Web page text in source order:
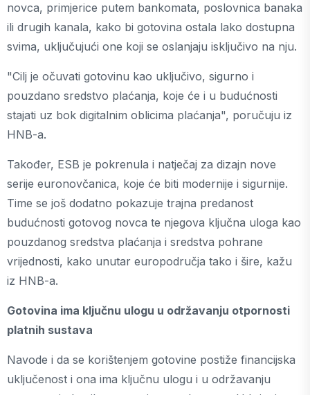
novca, primjerice putem bankomata, poslovnica banaka
ili drugih kanala, kako bi gotovina ostala lako dostupna
svima, uključujući one koji se oslanjaju isključivo na nju.
"Cilj je očuvati gotovinu kao uključivo, sigurno i
pouzdano sredstvo plaćanja, koje će i u budućnosti
stajati uz bok digitalnim oblicima plaćanja", poručuju iz
HNB-a.
Također, ESB je pokrenula i natječaj za dizajn nove
serije euronovčanica, koje će biti modernije i sigurnije.
Time se još dodatno pokazuje trajna predanost
budućnosti gotovog novca te njegova ključna uloga kao
pouzdanog sredstva plaćanja i sredstva pohrane
vrijednosti, kako unutar europodručja tako i šire, kažu
iz HNB-a.
Gotovina ima ključnu ulogu u održavanju otpornosti
platnih sustava
Navode i da se korištenjem gotovine postiže financijska
uključenost i ona ima ključnu ulogu i u održavanju